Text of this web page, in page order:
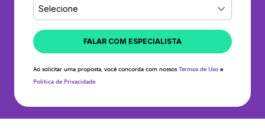
Selecione
FALAR COM ESPECIALISTA
Ao solicitar uma proposta, você concorda com nossos Termos de Uso e
Política de Privacidade